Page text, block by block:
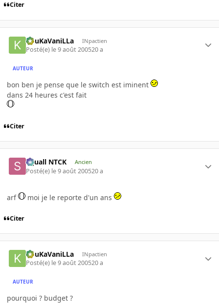
Citer
KouKaVaniLLa INpactien
Posté(e) le 9 août 200520 a
AUTEUR
bon ben je pense que le switch est iminent
dans 24 heures c'est fait
Citer
Squall NTCK Ancien
Posté(e) le 9 août 200520 a
arf moi je le reporte d'un ans
Citer
KouKaVaniLLa INpactien
Posté(e) le 9 août 200520 a
AUTEUR
pourquoi ? budget ?